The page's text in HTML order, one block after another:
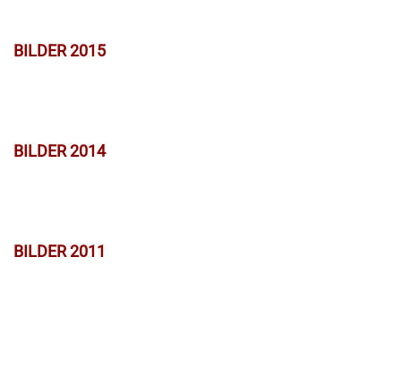
BILDER 2015
BILDER 2014
BILDER 2011